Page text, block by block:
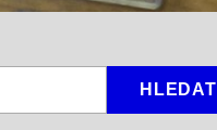
HLEDAT